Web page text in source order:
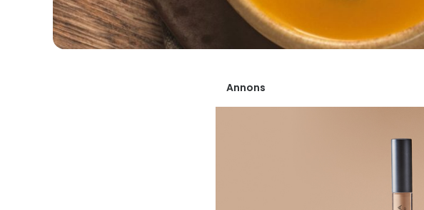
Annons